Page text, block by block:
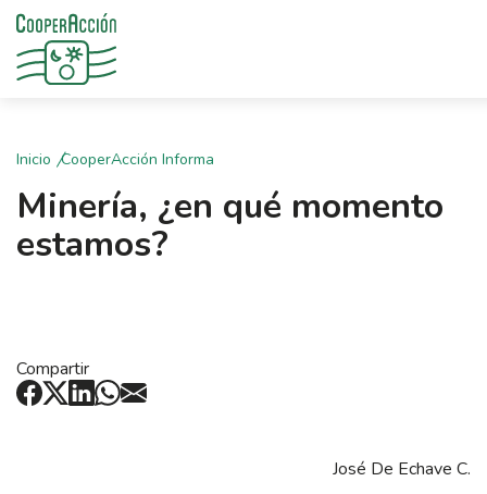
Inicio CooperAcción Informa
Minería, ¿en qué momento
estamos?
Compartir
José De Echave C.